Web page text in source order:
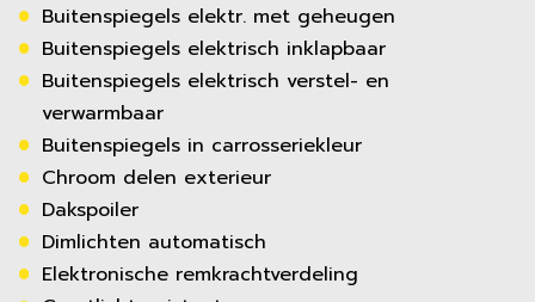
Buitenspiegels elektr. met geheugen
Buitenspiegels elektrisch inklapbaar
Buitenspiegels elektrisch verstel- en
verwarmbaar
Buitenspiegels in carrosseriekleur
Chroom delen exterieur
Dakspoiler
Dimlichten automatisch
Elektronische remkrachtverdeling